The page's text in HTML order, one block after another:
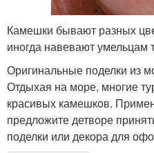
Камешки бывают разных
иногда навевают умельцам
Оригинальные поделки из
Отдыхая на море, многие
красивых камешков.
предложите детворе
поделки или декора для